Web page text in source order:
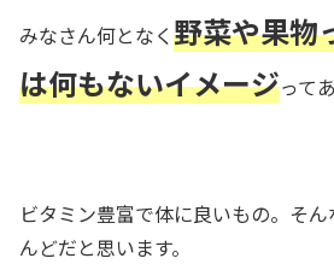
みなさん何となく野菜や果物
は何もないイメージって
ビタミン豊富で体に良いもの。そ
んどだと思います。